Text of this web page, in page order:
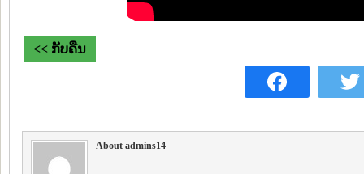
<< ກັບຄືນ
About admins14